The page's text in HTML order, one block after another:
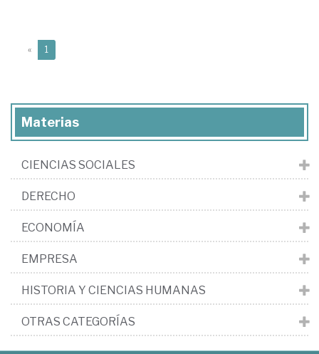
« 1
Materias
CIENCIAS SOCIALES
DERECHO
ECONOMÍA
EMPRESA
HISTORIA Y CIENCIAS HUMANAS
OTRAS CATEGORÍAS